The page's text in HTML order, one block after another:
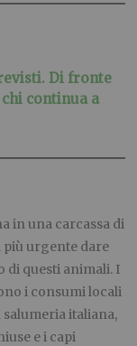
Di fronte
chi continua a
in una carcassa di
più urgente dare
di questi animali. I
i consumi locali
italiana,
e i capi